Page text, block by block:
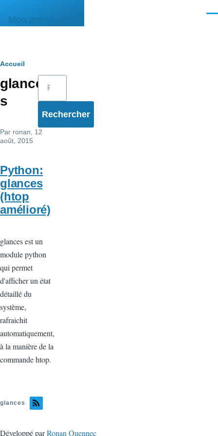
Mon pense-bête
Fil
d'Ariane
Accueil
glance
s
Par ronan , 12
août, 2015
Python:
glances
(htop
amélioré)
glances est un
module python
qui permet
d'afficher un état
détaillé du
système,
rafraichit
automatiquement,
à la manière de la
commande htop.
glances
Rechercher
Développé parRonan Quennec